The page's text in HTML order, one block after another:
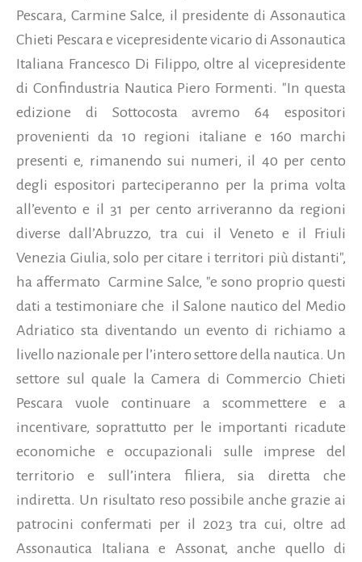
Pescara, Carmine Salce, il presidente di Assonautica
Chieti Pescara e vicepresidente vicario di Assonautica
Italiana Francesco Di Filippo, oltre al vicepresidente
di Confindustria Nautica Piero Formenti. "In questa
edizione di Sottocosta avremo 64 espositori
provenienti da 10 regioni italiane e 160 marchi
presenti e, rimanendo sui numeri, il 40 per cento
degli espositori parteciperanno per la prima volta
all’evento e il 31 per cento arriveranno da regioni
diverse dall’Abruzzo, tra cui il Veneto e il Friuli
Venezia Giulia, solo per citare i territori più distanti",
ha affermato Carmine Salce, "e sono proprio questi
dati a testimoniare che il Salone nautico del Medio
Adriatico sta diventando un evento di richiamo a
livello nazionale per l’intero settore della nautica. Un
settore sul quale la Camera di Commercio Chieti
Pescara vuole continuare a scommettere e a
incentivare, soprattutto per le importanti ricadute
economiche e occupazionali sulle imprese del
territorio e sull’intera filiera, sia diretta che
indiretta. Un risultato reso possibile anche grazie ai
patrocini confermati per il 2023 tra cui, oltre ad
Assonautica Italiana e Assonat, anche quello di